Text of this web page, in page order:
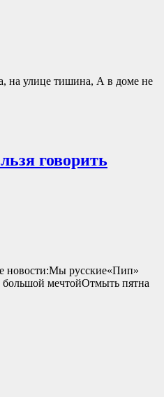
на улице тишина, А в доме не
говорить
новости:Мы русские«Пип»
большой мечтойОтмыть пятна